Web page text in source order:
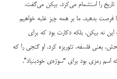
تاریخ را استشمام می‌کرد. بیکن می‌گفت،
فرصت بدهید. ما بر همه چیز غلبه خواهیم
نه بیکن، بلکه دکارت بود که برای
یعنی فلسفه، تئوریزه کرد. او گنجی را که
اسم رمزی بود برای “سوژه‌ی خودبنیاد”.